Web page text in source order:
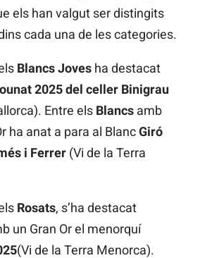
els han valgut ser distingits
cada una de les categories.
Blancs Joves ha destacat
2025 del celler Binigrau
Entre els Blancs amb
ha anat a para al BlancGiró
i Ferrer (Vi de la Terra
Rosats, s’ha destacat
un Gran Or el menorquí
(Vi de la Terra Menorca).